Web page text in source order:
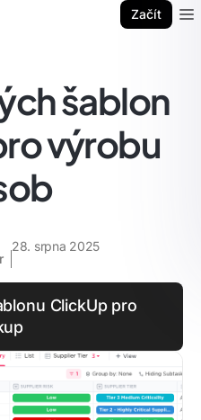
Začít
šablon
výrobu
28. srpna 2025
ClickUp pro